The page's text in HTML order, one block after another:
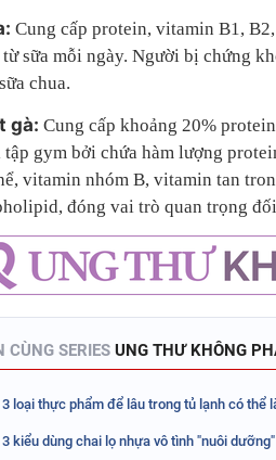
Cung cấp protein, vitamin B1,
từ sữa mỗi ngày. Người bị chứng
chua.
gà: Cung cấp khoảng 20%
gym bởi chứa hàm lượng
vitamin nhóm B, vitamin tan
đóng vai trò quan trọng
CÙNG SERIES UNG THƯ KHÔNG
3 loại thực phẩm để lâu trong tủ lạnh có thể
3 kiểu dùng chai lọ nhựa vô tình "nuôi